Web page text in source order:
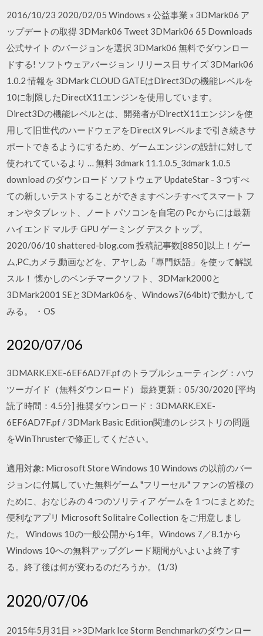
2016/10/23 2020/02/05 Windows » 公益事業 » 3DMark06 ア
ップデートの取得 3DMark06 Tweet 3DMark06 65 Downloads
公式サイト のバージョンを選択 3DMark06 無料でダウンロー
ドする! ソフトウェアバージョン リリース日 サイズ 3DMark06
1.0.2 情報を 3DMark CLOUD GATEはDirect3Dの機能レベルを
10に制限したDirectX11エンジンを使用しています。
Direct3Dの機能レベルとは、開発者がDirectX11エンジンを使
用して旧世代のハードウェアをDirectX 9レベルまで引き続きサ
ポートできるようにするため、ゲームエンジンの設計に対して
使われてているより … 無料 3dmark 11.1.0.5_3dmark 1.0.5
download のダウンロード ソフトウェア UpdateStar - 3 つすべ
ての新しいテストすることができますベンチすべてスマート フ
ォンやタブレット、ノート パソコンを自宅の Pc からには最新
ハイエンド マルチ GPU ゲーミング デスクトップ。
2020/06/10 shattered-blog.com 投稿記事数[8850]以上！ゲー
ム,PC,カメラ,動画などを、アヤしゐ「專門妖語」を使ッて解説
スル！ 懐かしのベンチマークソフト、3DMark2000と
3DMark2001 SEと3DMark06を、Windows7(64bit)で動かして
みる。 ・OS
2020/07/06
3DMARK.EXE-6EF6AD7F.pf のトラブルシューティング：ハウ
ツーガイド（無料ダウンロード） 最終更新：05/30/2020 [平均
読了時間：4.5分] 推奨ダウンロード：3DMARK.EXE-
6EF6AD7F.pf / 3DMark Basic Edition関連のレジストリの問題
をWinThrusterで修正してください。
適用対象: Microsoft Store Windows 10 Windows の以前のバー
ジョンに付属していた無料ゲーム "フリーセル" ファンの皆様の
ために、おなじみの 4 つのソリティア ゲームを 1 つにまとめた
便利なアプリ Microsoft Solitaire Collection をご用意しまし
た。 Windows 10の一般公開から1年。Windows 7／8.1から
Windows 10への無料アップグレード期間がいよいよ終了す
る。終了後は何が変わるのだろうか。 (1/3)
2020/07/06
2015年5月31日 >>3DMark Ice Storm Benchmarkのダウンロー